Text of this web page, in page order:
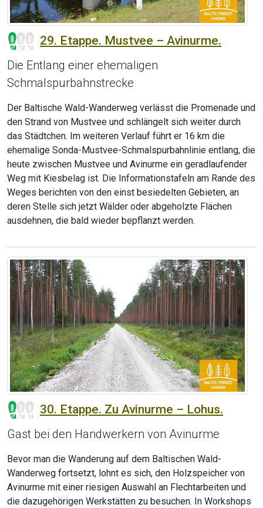
29. Etappe. Mustvee – Avinurme.
Die Entlang einer ehemaligen
Schmalspurbahnstrecke
Der Baltische Wald-Wanderweg verlässt die Promenade und
den Strand von Mustvee und schlängelt sich weiter durch
das Städtchen. Im weiteren Verlauf führt er 16 km die
ehemalige Sonda-Mustvee-Schmalspurbahnlinie entlang, die
heute zwischen Mustvee und Avinurme ein geradlaufender
Weg mit Kiesbelag ist. Die Informationstafeln am Rande des
Weges berichten von den einst besiedelten Gebieten, an
deren Stelle sich jetzt Wälder oder abgeholzte Flächen
ausdehnen, die bald wieder bepflanzt werden.
30. Etappe. Zu Avinurme – Lohus.
Gast bei den Handwerkern von Avinurme
Bevor man die Wanderung auf dem Baltischen Wald-
Wanderweg fortsetzt, lohnt es sich, den Holzspeicher von
Avinurme mit einer riesigen Auswahl an Flechtarbeiten und
die dazugehörigen Werkstätten zu besuchen. In Workshops